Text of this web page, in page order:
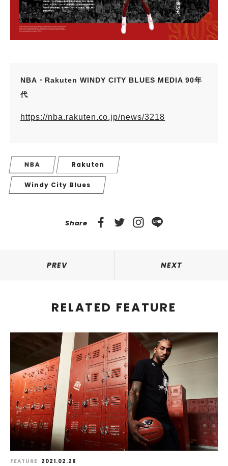
NBA・Rakuten WINDY CITY BLUES MEDIA 90年
代
https://nba.rakuten.co.jp/news/3218
NBA Rakuten
Windy City Blues
Share
PREV NEXT
RELATED FEATURE
FEATURE 2021.02.26